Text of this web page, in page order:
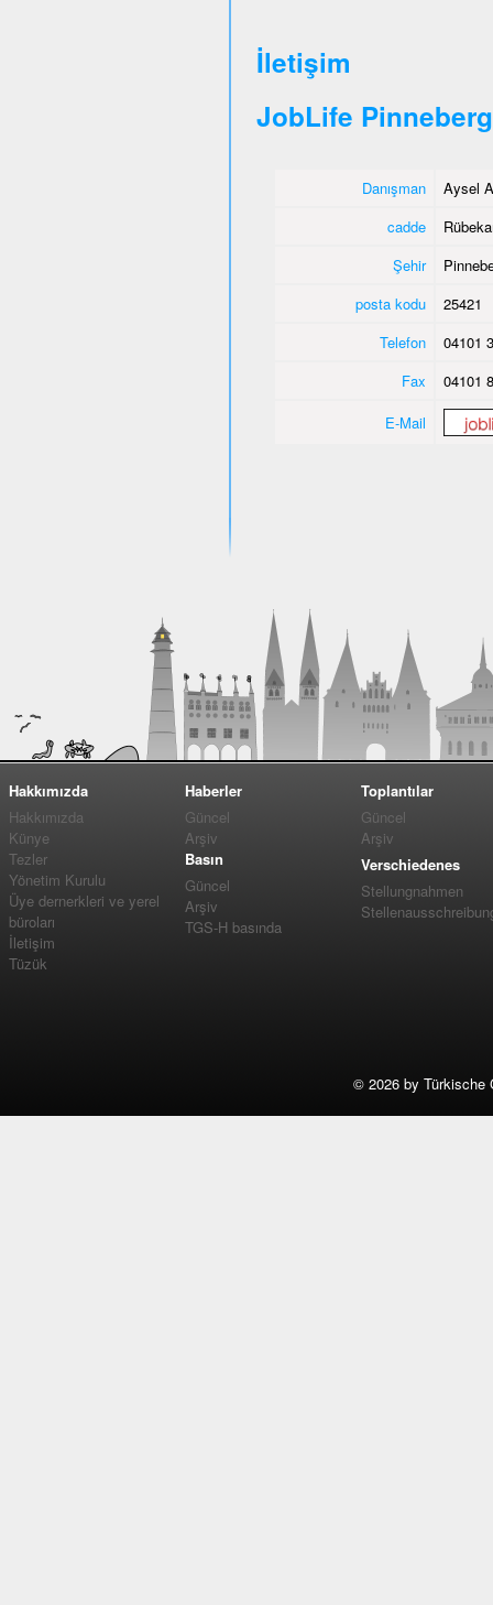
İletişim
JobLife Pinneberg
Danışman
Aysel
cadde
Şehir
posta kodu
25421
Telefon
04101
Fax
04101
E-Mail
Hakkımızda
Hakkımızda
Künye
Tezler
Yönetim Kurulu
Üye dernerkleri ve yerel
büroları
İletişim
Tüzük
Haberler
Güncel
Arşiv
Basın
Güncel
Arşiv
TGS-H basında
Toplantılar
Güncel
Arşiv
Verschiedenes
Stellungnahmen
© 2026 by Türkische